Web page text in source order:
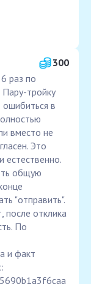
300
раз по
Пару-тройку
в
вместо не
Это
естественно.
общую
"отправить".
после отклика
По
и факт